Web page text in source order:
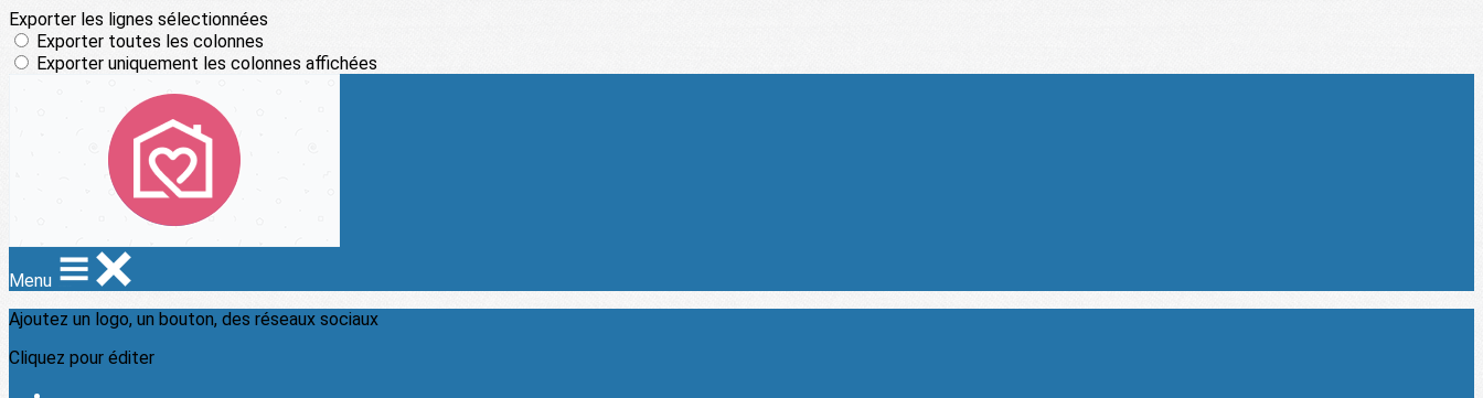
Exporter les lignes sélectionnées
Exporter toutes les colonnes
Exporter uniquement les colonnes affichées
Menu
Ajoutez un logo, un bouton, des réseaux sociaux
Cliquez pour éditer